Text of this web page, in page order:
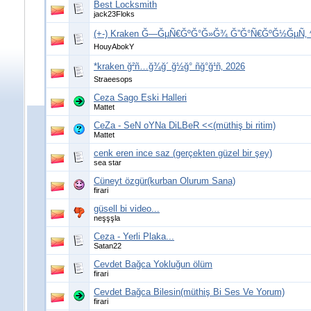
Best Locksmith
jack23Floks
(+-) Kraken Ğ—ĞµÑ€ĞºĞ°Ğ»Ğ¾ Ğ”Ğ°Ñ€ĞºĞ½ĞµÑ‚
HouyAbokY
*kraken ğ²ñ…ğ¾ğ´ ğ½ğ° ñğ°ğ¹ñ‚ 2026
Straeesops
Ceza Sago Eski Halleri
Mattet
CeZa - SeN oYNa DiLBeR <<(müthiş bi ritim)
Mattet
cenk eren ince saz (gerçekten güzel bir şey)
sea star
Cüneyt özgür(kurban Olurum Sana)
firari
güsell bi video...
neşşşla
Ceza - Yerli Plaka...
Satan22
Cevdet Bağca Yokluğun ölüm
firari
Cevdet Bağca Bilesin(müthiş Bi Ses Ve Yorum)
firari